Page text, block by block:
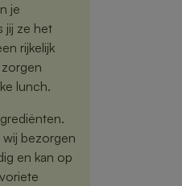
je
jij ze het
rijkelijk
lunch.
bezorgen
en kan op